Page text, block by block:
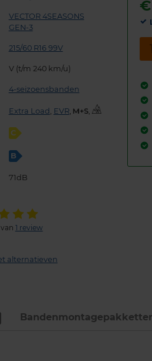
VECTOR 4SEASONS
GEN-3
215/60 R16 99V
V (t/m 240 km/u)
4-seizoensbanden
Extra Load , EVR, ,
C
B
71dB
1 review
alternatieven